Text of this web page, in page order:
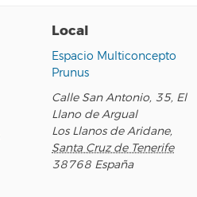
Local
Espacio Multiconcepto
Prunus
Calle San Antonio, 35, El
Llano de Argual
Los Llanos de Aridane,
Santa Cruz de Tenerife
38768 España